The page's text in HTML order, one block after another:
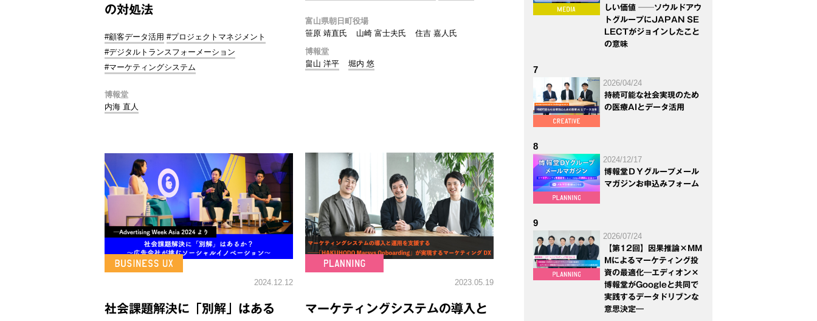
の対処法
#顧客データ活用 #プロジェクトマネジメント
#デジタルトランスフォーメーション
#マーケティングシステム
博報堂
内海 直人
富山県朝日町役場
笹原 靖直氏
山崎 富士夫氏
住吉 嘉人氏
博報堂
畠山 洋平
堀内 悠
2024.12.12
社会課題解決に「別解」はある
2023.05.19
マーケティングシステムの導入と
しい価値 ──ソウルドアウ
トグループにJAPAN SE
LECTがジョインしたこと
の意味
7
2026/04/24
持続可能な社会実現のため
の医療AIとデータ活用
8
2024/12/17
博報堂ＤＹグループメール
マガジンお申込みフォーム
9
2026/07/24
【第12回】因果推論×MM
Mによるマーケティング投
資の最適化―エディオン×
博報堂がGoogleと共同で
実践するデータドリブンな
意思決定―